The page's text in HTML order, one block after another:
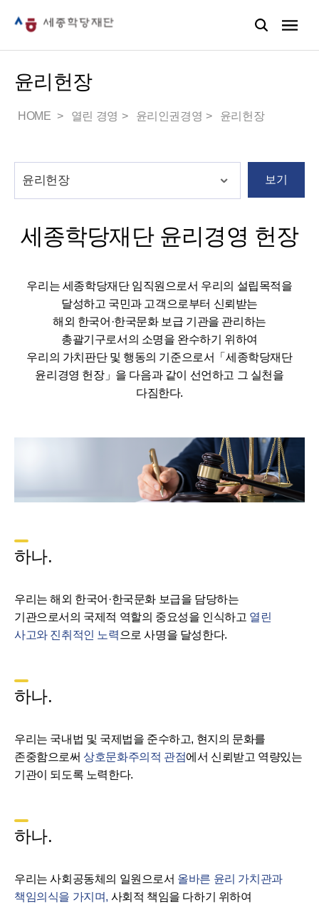
윤리헌장
HOME 열린 경영 윤리인권경영 윤리헌장
보기
세종학당재단 윤리경영 헌장
우리는 세종학당재단 임직원으로서 우리의 설립목적을
달성하고 국민과 고객으로부터 신뢰받는
해외 한국어·한국문화 보급 기관을 관리하는
총괄기구로서의 소명을 완수하기 위하여
우리의 가치판단 및 행동의 기준으로서「세종학당재단
윤리경영 헌장」을 다음과 같이 선언하고 그 실천을
다짐한다.
하나.
우리는 해외 한국어·한국문화 보급을 담당하는
기관으로서의 국제적 역할의 중요성을 인식하고 열린
사고와 진취적인 노력 으로 사명을 달성한다.
하나.
우리는 국내법 및 국제법을 준수하고, 현지의 문화를
존중함으로써상호문화주의적 관점에서 신뢰받고 역량있는
기관이 되도록 노력한다.
하나.
우리는 사회공동체의 일원으로서 올바른 윤리 가치관과
책임의식을 가지며, 사회적 책임을 다하기 위하여